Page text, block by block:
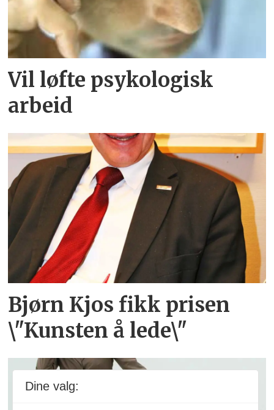
Vil løfte psykologisk
arbeid
Bjørn Kjos fikk prisen
\"Kunsten å lede\"
Dine valg: